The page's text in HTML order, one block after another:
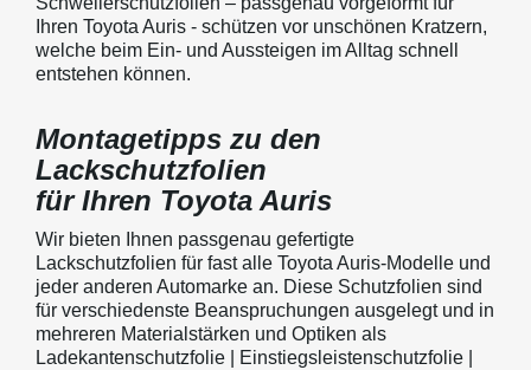
Ihren Toyota Auris - schützen vor unschönen Kratzern,
welche beim Ein- und Aussteigen im Alltag schnell
entstehen können.
Montagetipps zu den
Lackschutzfolien
für Ihren Toyota Auris
Wir bieten Ihnen passgenau gefertigte
Lackschutzfolien für fast alle Toyota Auris-Modelle und
jeder anderen Automarke an. Diese Schutzfolien sind
für verschiedenste Beanspruchungen ausgelegt und in
mehreren Materialstärken und Optiken als
Ladekantenschutzfolie | Einstiegsleistenschutzfolie |